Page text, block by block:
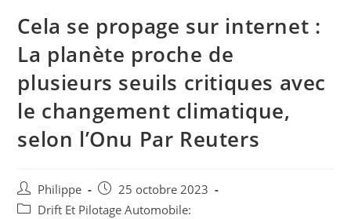
Cela se propage sur internet :
La planète proche de
plusieurs seuils critiques avec
le changement climatique,
selon l’Onu Par Reuters
Auteur/autrice
de
Philippe
Post
published:
25 octobre 2023
PostDrift Et Pilotage Automobile: